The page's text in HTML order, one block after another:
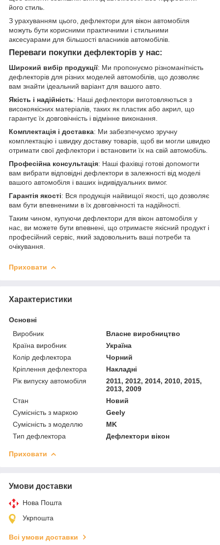
його стиль.
З урахуванням цього, дефлектори для вікон автомобіля
можуть бути корисними практичними і стильними
аксесуарами для більшості власників автомобілів.
Переваги покупки дефлекторів у нас:
Широкий вибір продукції: Ми пропонуємо різноманітність
дефлекторів для різних моделей автомобілів, що дозволяє
вам знайти ідеальний варіант для вашого авто.
Якість і надійність: Наші дефлектори виготовляються з
високоякісних матеріалів, таких як пластик або акрил, що
гарантує їх довговічність і відмінне виконання.
Комплектація і доставка: Ми забезпечуємо зручну
комплектацію і швидку доставку товарів, щоб ви могли швидко
отримати свої дефлектори і встановити їх на свій автомобіль.
Професійна консультація: Наші фахівці готові допомогти
вам вибрати відповідні дефлектори в залежності від моделі
вашого автомобіля і ваших індивідуальних вимог.
Гарантія якості: Вся продукція найвищої якості, що дозволяє
вам бути впевненими в їх довговічності та надійності.
Таким чином, купуючи дефлектори для вікон автомобіля у
нас, ви можете бути впевнені, що отримаєте якісний продукт і
професійний сервіс, який задовольнить ваші потреби та
очікування.
Приховати
Характеристики
Основні
Виробник
Власне виробництво
Країна виробник
Україна
Колір дефлектора
Чорний
Кріплення дефлектора
Накладні
Рік випуску автомобіля
2011, 2012, 2014, 2010, 2015,
2013, 2009
Стан
Новий
Сумісність з маркою
Geely
Сумісність з моделлю
MK
Тип дефлектора
Дефлектори вікон
Приховати
Умови доставки
Нова Пошта
Укрпошта
Всі умови доставки